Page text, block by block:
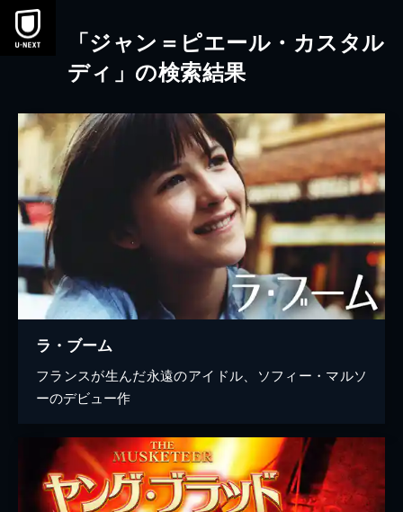
本文へスキップ
「ジャン＝ピエール・カスタル
ディ」の検索結果
ラ・ブーム
フランスが生んだ永遠のアイドル、ソフィー・マルソ
ーのデビュー作